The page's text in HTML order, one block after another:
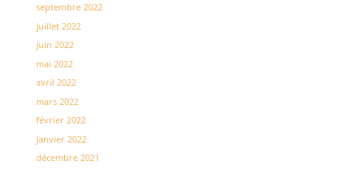
septembre 2022
juillet 2022
juin 2022
mai 2022
avril 2022
mars 2022
février 2022
janvier 2022
décembre 2021